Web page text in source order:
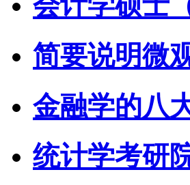
简要说明微
金融学的八
统计学考研